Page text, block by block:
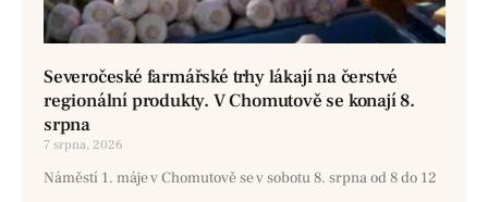
Severočeské farmářské trhy lákají na čerstvé
regionální produkty. V Chomutově se konají 8.
srpna
7 srpna, 2026
Náměstí 1. máje v Chomutově se v sobotu 8. srpna od 8 do 12